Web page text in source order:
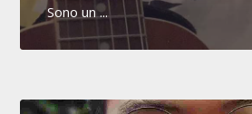
Sono un ...